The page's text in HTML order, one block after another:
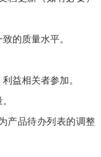
的质量水平。
益相关者参加。
产品待办列表的调整